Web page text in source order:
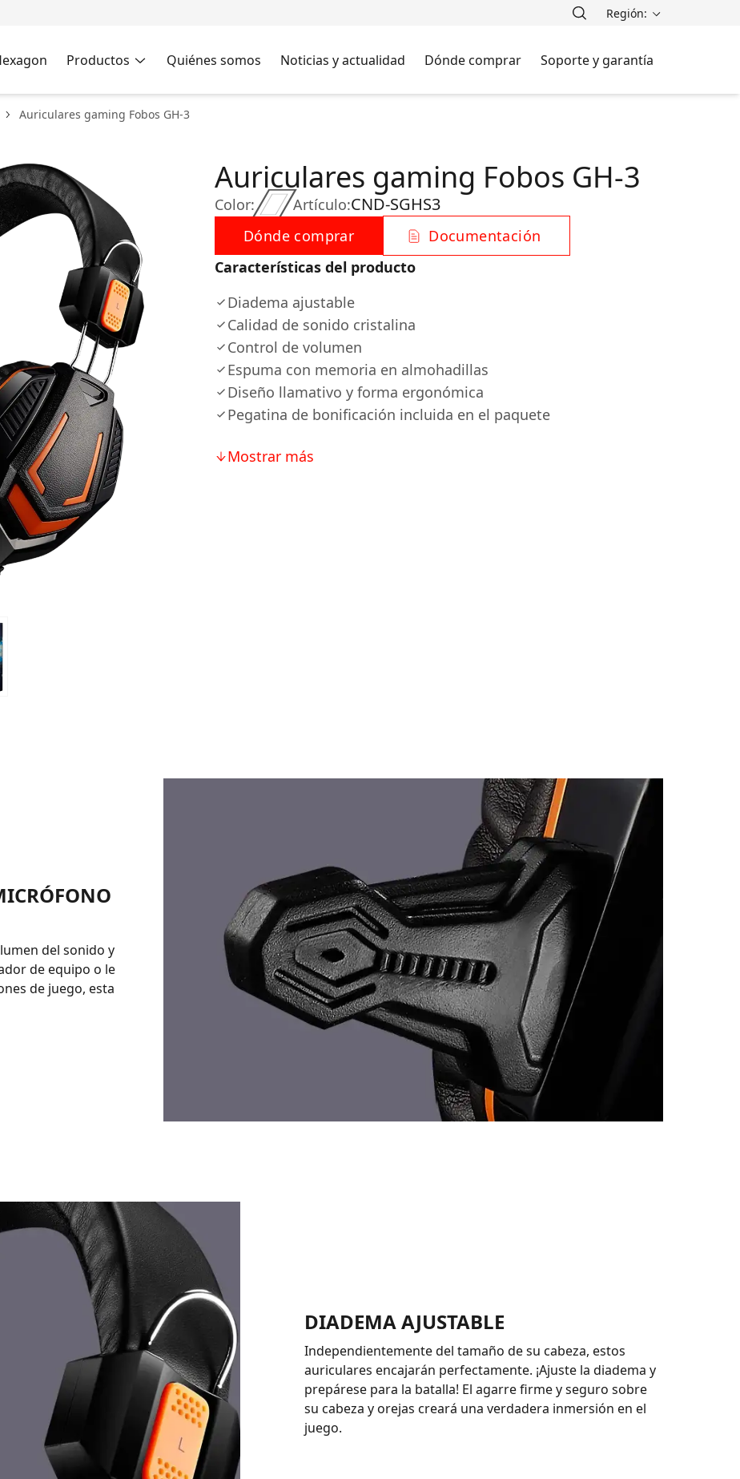
Región:
Productos Quiénes somos Noticias y actualidad Dónde comprar Soporte y garantía
Auriculares gaming Fobos GH-3
Color:
Auriculares gaming Fobos GH-3
Artículo:CND-SGHS3
Dónde comprar
Documentación
Características del producto
Diadema ajustable
Calidad de sonido cristalina
Control de volumen
Espuma con memoria en almohadillas
Diseño llamativo y forma ergonómica
Pegatina de bonificación incluida en el paquete
Mostrar más
del sonido y
de equipo o le
de juego, esta
DIADEMA AJUSTABLE
Independientemente del tamaño de su cabeza, estos
auriculares encajarán perfectamente. ¡Ajuste la diadema y
prepárese para la batalla! El agarre firme y seguro sobre
su cabeza y orejas creará una verdadera inmersión en el
juego.